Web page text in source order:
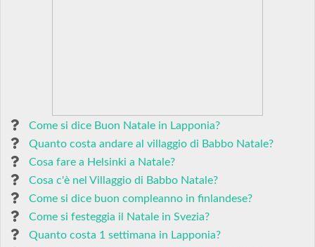
Come si dice Buon Natale in Lapponia?
Quanto costa andare al villaggio di Babbo Natale?
Cosa fare a Helsinki a Natale?
Cosa c'è nel Villaggio di Babbo Natale?
Come si dice buon compleanno in finlandese?
Come si festeggia il Natale in Svezia?
Quanto costa 1 settimana in Lapponia?